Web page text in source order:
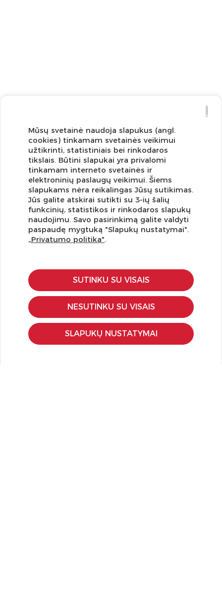
Užsisakykite naujienlaiškį ir pirmi gaukite geriausius
pasiūlymus!
KLIENTŲ APTARNAVIMAS
Pirkimo – pardavimo taisyklės
Pristatymas ir grąžinimas
Apmokėjimo būdai
Kokybės ir saugumo standartai
Privatumo taisyklės
Mūsų svetainė naudoja slapukus (angl.
cookies) tinkamam svetainės veikimui
užtikrinti, statistiniais bei rinkodaros
tikslais. Būtini slapukai yra privalomi
tinkamam interneto svetainės ir
elektroninių paslaugų veikimui. Šiems
slapukams nėra reikalingas Jūsų sutikimas.
Jūs galite atskirai sutikti su 3-ių šalių
funkcinių, statistikos ir rinkodaros slapukų
naudojimu. Savo pasirinkimą galite valdyti
paspaudę mygtuką "Slapukų nustatymai".
„Privatumo politika".
SUTINKU SU VISAIS
NESUTINKU SU VISAIS
SLAPUKŲ NUSTATYMAI